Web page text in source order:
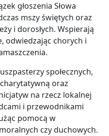
głoszenia Słowa
mszy świętych oraz
i dorosłych. Wspierają
odwiedzając chorych i
społecznych,
oraz
na rzecz lokalnej
i przewodnikami
pomocą w
czy duchowych.